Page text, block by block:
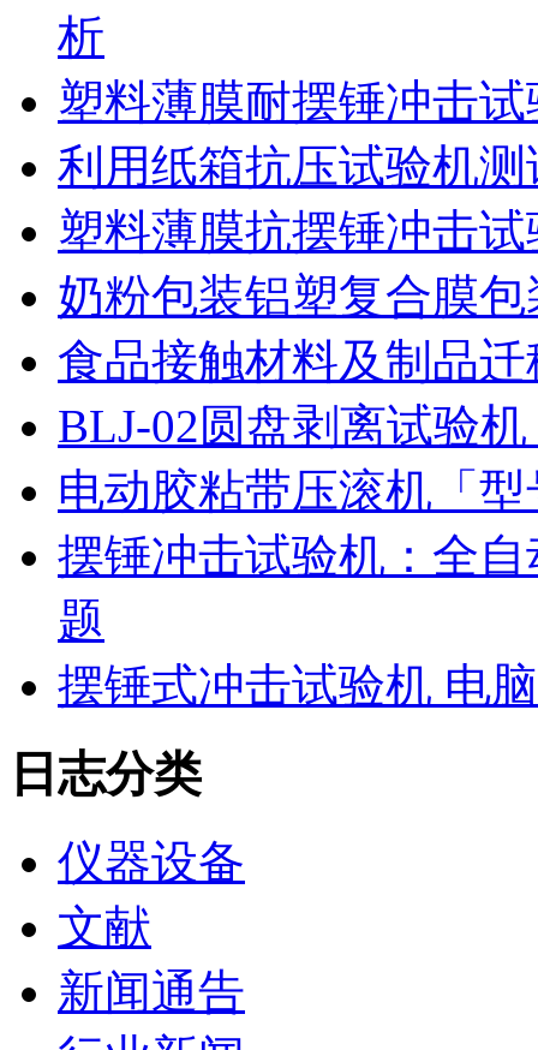
析
塑料薄膜耐摆锤冲击
利用纸箱抗压试验机
塑料薄膜抗摆锤冲击
奶粉包装铝塑复合膜
食品接触材料及制品
BLJ-02圆盘剥离试验
电动胶粘带压滚机「
摆锤冲击试验机：全
题
摆锤式冲击试验机 电
日志分类
仪器设备
文献
新闻通告